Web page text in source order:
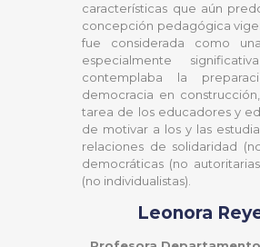
características que aún
concepción pedagógica
fue considerada como
especialmente
contemplaba la
democracia en
tarea de los educadores y
de motivar a los y las
relaciones de solidaridad
democráticas (no
(no individualistas).
Leonora